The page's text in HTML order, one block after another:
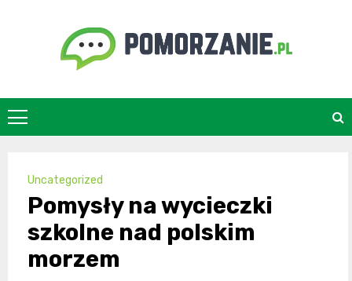
pomorzanie.pl
Uncategorized
Pomysły na wycieczki
szkolne nad polskim
morzem